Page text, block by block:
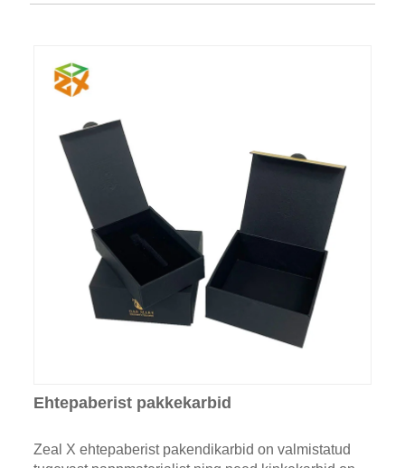
Ehtepaberist pakkekarbid
Zeal X ehtepaberist pakendikarbid on valmistatud